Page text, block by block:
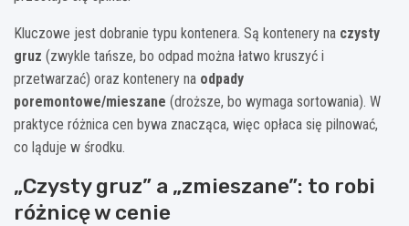
Kluczowe jest dobranie typu kontenera. Są kontenery na czysty
gruz (zwykle tańsze, bo odpad można łatwo kruszyć i
przetwarzać) oraz kontenery na odpady
poremontowe/mieszane (droższe, bo wymaga sortowania). W
praktyce różnica cen bywa znacząca, więc opłaca się pilnować,
co ląduje w środku.
„Czysty gruz” a „zmieszane”: to robi
różnicę w cenie